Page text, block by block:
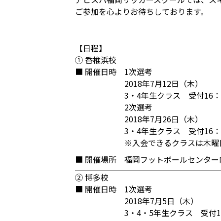
ご参加を心よりお待ちしております。
【日程】
① 香椎浜校
■ 開催日時
1次選考
2018年7月12日（木）
3・4年生クラス 受付16
2次選考
2018年7月26日（木）
3・4年生クラス 受付16
※入会できるクラスは木
■ 開催場所
福岡フットボールセンタ
② 博多校
■ 開催日時
1次選考
2018年7月5日（木）
3・4・5年生クラス 受付